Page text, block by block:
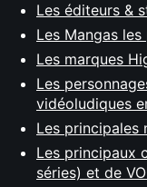
Les éditeurs &
Les Mangas
Les marques
Les
vidéoludiques
Les principales
Les principaux
séries) et de